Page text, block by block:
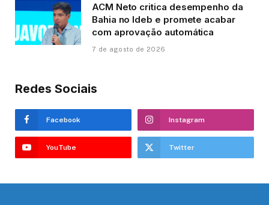
ACM Neto critica desempenho da
Bahia no Ideb e promete acabar
com aprovação automática
7 de agosto de 2026
Redes Sociais
Facebook Instagram
YouTube Twitter